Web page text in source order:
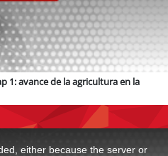
1: avance de la agricultura en la
either because the server or